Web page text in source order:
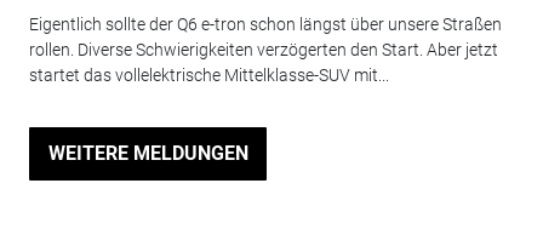
Eigentlich sollte der Q6 e-tron schon längst über unsere Straßen
rollen. Diverse Schwierigkeiten verzögerten den Start. Aber jetzt
startet das vollelektrische Mittelklasse-SUV mit...
WEITERE MELDUNGEN